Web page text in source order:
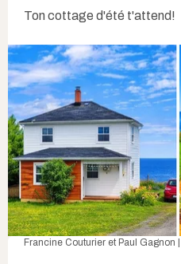
Ton cottage d'été t'attend!
Francine Couturier et Paul Gagnon